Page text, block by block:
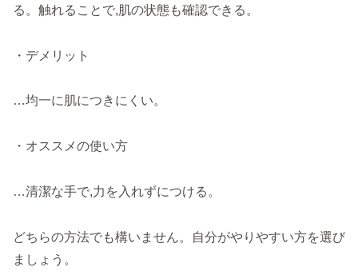
る。触れることで,肌の状態も確認できる。
・デメリット
…均一に肌につきにくい。
・オススメの使い方
…清潔な手で,力を入れずにつける。
どちらの方法でも構いません。自分がやりやすい方を選び
ましょう。